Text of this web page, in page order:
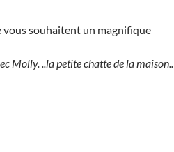
souhaitent un magnifique
Molly. ..la petite chatte de la maison..